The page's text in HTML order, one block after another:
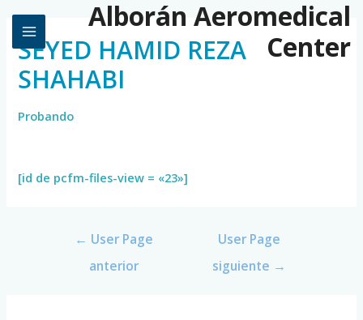
Alborán Aeromedical
Center
SEYED HAMID REZA
SHAHABI
Probando
[id de pcfm-files-view = «23»]
← User Page
anterior
User Page
siguiente →